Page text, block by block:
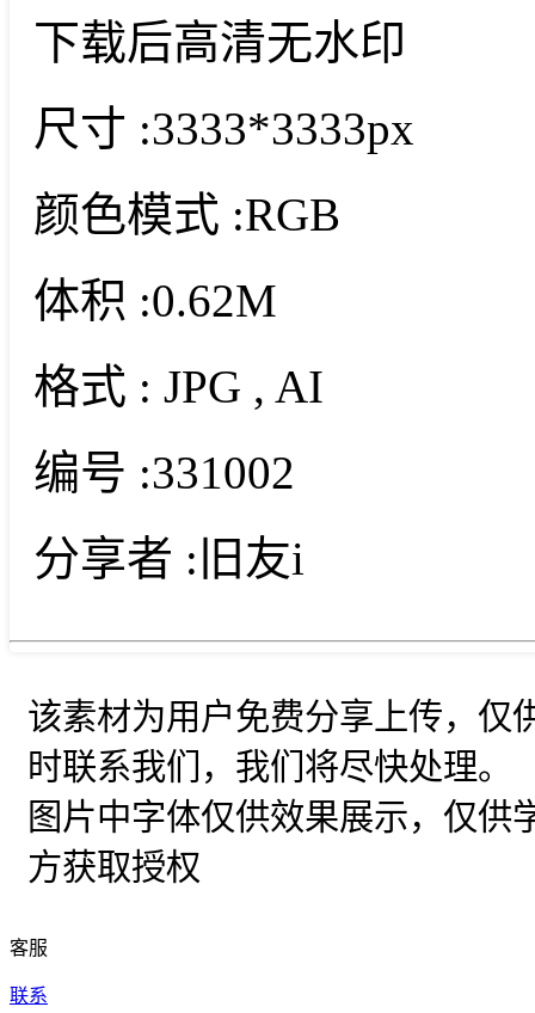
下载后高清无水印
尺寸 :3333*3333px
颜色模式 :RGB
体积 :0.62M
格式 : JPG , AI
编号 :331002
分享者 : 旧友i
该素材为用户免费分享上传，仅
时联系我们，我们将尽快处理。
图片中字体仅供效果展示，仅供
方获取授权
客服
联系